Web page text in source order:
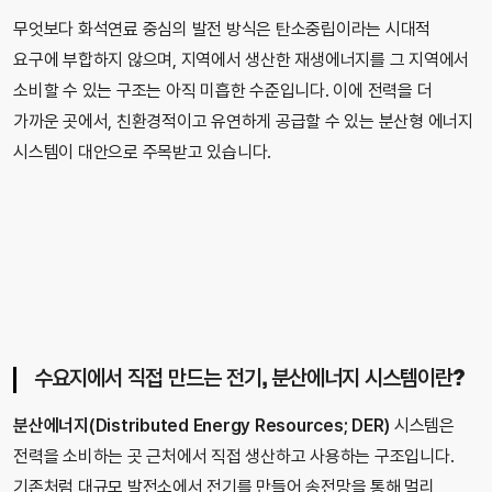
무엇보다 화석연료 중심의 발전 방식은 탄소중립이라는 시대적
요구에 부합하지 않으며, 지역에서 생산한 재생에너지를 그 지역에서
소비할 수 있는 구조는 아직 미흡한 수준입니다. 이에 전력을 더
가까운 곳에서, 친환경적이고 유연하게 공급할 수 있는 분산형 에너지
시스템이 대안으로 주목받고 있습니다.
수요지에서 직접 만드는 전기, 분산에너지 시스템이란?
분산에너지(Distributed Energy Resources; DER) 시스템은
전력을 소비하는 곳 근처에서 직접 생산하고 사용하는 구조입니다.
기존처럼 대규모 발전소에서 전기를 만들어 송전망을 통해 멀리